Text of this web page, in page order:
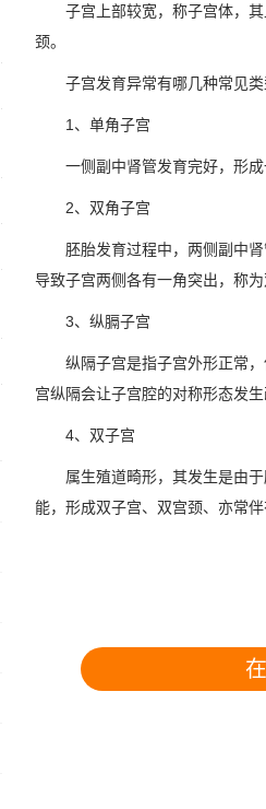
子宫上部较宽，称子宫体，其
颈。
子宫发育异常有哪几种常见类
1、单角子宫
一侧副中肾管发育完好，形成
2、双角子宫
胚胎发育过程中，两侧副中肾
导致子宫两侧各有一角突出，称为
3、纵膈子宫
纵隔子宫是指子宫外形正常，
宫纵隔会让子宫腔的对称形态发
4、双子宫
属生殖道畸形，其发生是由于
能，形成双子宫、双宫颈、亦常伴